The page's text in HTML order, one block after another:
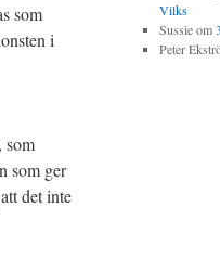
som
i
som
som ger
det inte
Vilks
Sussieom
Peter